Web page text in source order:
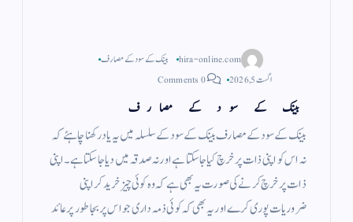
hira-online.com
بینک کے سود کے مصارف
اگست 5, 2026
0 Comments
بینک کے سود کے مصارف
بینک کے سود کے مصارف بینک کے سود کے سلسلہ میں یہ یاد رکھنا چاہئے کہ
نہ اس کو اپنی ذات پر خرچ کیا جاسکتا ہے اور نہ صدقہ میں دیا جا سکتا ہے ۔ اپنی
ذات پر خرچ کرنے کی صورت یہ بھی ہے کہ وہ کوئی چیز خرید کر اپنی
ضروریات پوری کرے اور یہ بھی کہ کوئی ذمہ داری جو اس پر بجا طور پر عائد